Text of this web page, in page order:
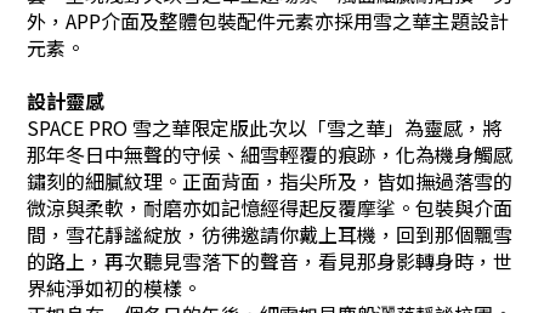
外，APP介面及整體包裝配件元素亦採用雪之華主題設計
元素。
設計靈感
SPACE PRO 雪之華限定版此次以「雪之華」為靈感，將
那年冬日中無聲的守候、細雪輕覆的痕跡，化為機身觸感
鏽刻的細膩紋理。正面背面，指尖所及，皆如撫過落雪的
微涼與柔軟，耐磨亦如記憶經得起反覆摩挲。包裝與介面
間，雪花靜謐綻放，彷彿邀請你戴上耳機，回到那個飄雪
的路上，再次聽見雪落下的聲音，看見那身影轉身時，世
界純淨如初的模樣。